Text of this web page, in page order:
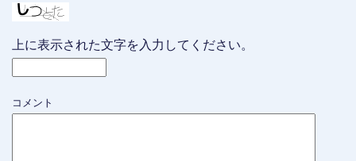
上に表示された文字を入力してください。
コメント